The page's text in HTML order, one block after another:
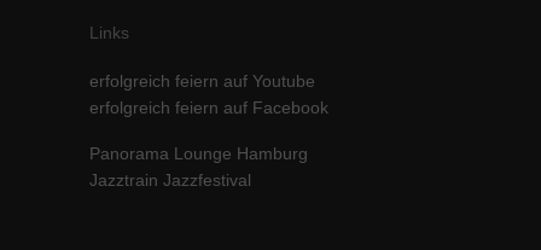
Links
erfolgreich feiern auf Youtube
erfolgreich feiern auf Facebook
Panorama Lounge Hamburg
Jazztrain Jazzfestival